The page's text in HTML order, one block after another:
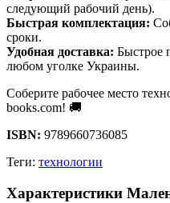
следующий рабочий день).
Быстрая комплектация:
сроки.
Удобная доставка: Быстрое
любом уголке Украины.
Соберите рабочее место
books.com! 🚚
ISBN: 9789660736085
Теги: технологии
Характеристики